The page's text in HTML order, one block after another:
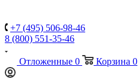
+7 (495) 506-98-46
8 (800) 551-35-46
Отложенные 0 Корзина 0